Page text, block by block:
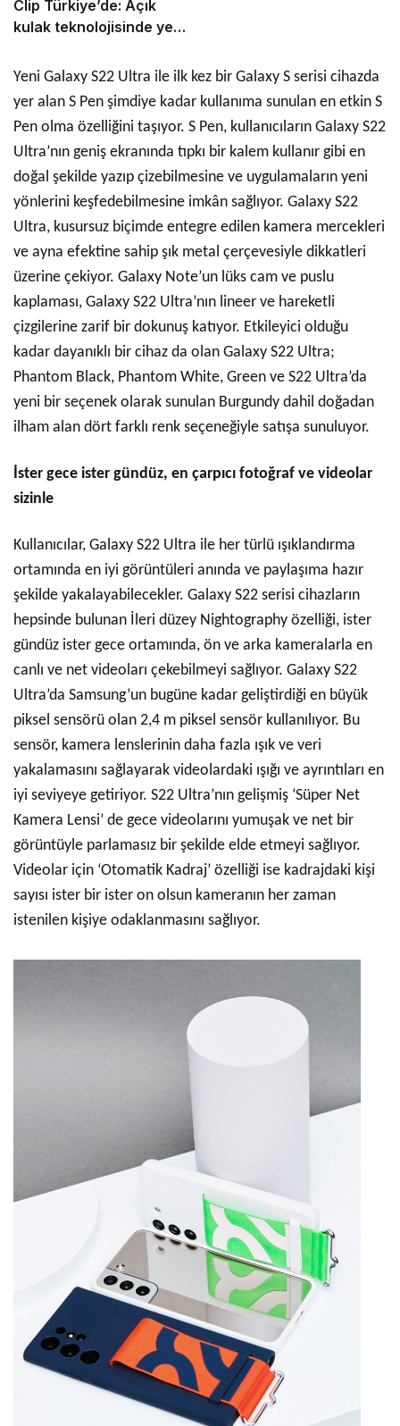
Clip Türkiye’de: Açık
kulak teknolojisinde yeni
Yeni Galaxy S22 Ultra ile ilk kez bir Galaxy S serisi cihazda
yer alan S Pen şimdiye kadar kullanıma sunulan en etkin S
Pen olma özelliğini taşıyor. S Pen, kullanıcıların Galaxy S22
Ultra’nın geniş ekranında tıpkı bir kalem kullanır gibi en
doğal şekilde yazıp çizebilmesine ve uygulamaların yeni
yönlerini keşfedebilmesine imkân sağlıyor. Galaxy S22
Ultra, kusursuz biçimde entegre edilen kamera mercekleri
ve ayna efektine sahip şık metal çerçevesiyle dikkatleri
üzerine çekiyor. Galaxy Note’un lüks cam ve puslu
kaplaması, Galaxy S22 Ultra’nın lineer ve hareketli
çizgilerine zarif bir dokunuş katıyor. Etkileyici olduğu
kadar dayanıklı bir cihaz da olan Galaxy S22 Ultra;
Phantom Black, Phantom White, Green ve S22 Ultra’da
yeni bir seçenek olarak sunulan Burgundy dahil doğadan
ilham alan dört farklı renk seçeneğiyle satışa sunuluyor.
İster gece ister gündüz, en çarpıcı fotoğraf ve videolar
sizinle
Kullanıcılar, Galaxy S22 Ultra ile her türlü ışıklandırma
ortamında en iyi görüntüleri anında ve paylaşıma hazır
şekilde yakalayabilecekler. Galaxy S22 serisi cihazların
hepsinde bulunan İleri düzey Nightography özelliği, ister
gündüz ister gece ortamında, ön ve arka kameralarla en
canlı ve net videoları çekebilmeyi sağlıyor. Galaxy S22
Ultra’da Samsung’un bugüne kadar geliştirdiği en büyük
piksel sensörü olan 2,4 m piksel sensör kullanılıyor. Bu
sensör, kamera lenslerinin daha fazla ışık ve veri
yakalamasını sağlayarak videolardaki ışığı ve ayrıntıları en
iyi seviyeye getiriyor. S22 Ultra’nın gelişmiş ‘Süper Net
Kamera Lensi’ de gece videolarını yumuşak ve net bir
görüntüyle parlamasız bir şekilde elde etmeyi sağlıyor.
Videolar için ‘Otomatik Kadraj’ özelliği ise kadrajdaki kişi
sayısı ister bir ister on olsun kameranın her zaman
istenilen kişiye odaklanmasını sağlıyor.